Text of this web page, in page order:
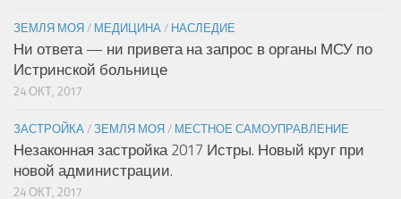
ЗЕМЛЯ МОЯ/ МЕДИЦИНА/ НАСЛЕДИЕ
Ни ответа — ни привета на запрос в органы МСУ по
Истринской больнице
24 ОКТ, 2017
ЗАСТРОЙКА/ЗЕМЛЯ МОЯ/ МЕСТНОЕ САМОУПРАВЛЕНИЕ
Незаконная застройка 2017 Истры. Новый круг при
новой администрации.
24 ОКТ, 2017